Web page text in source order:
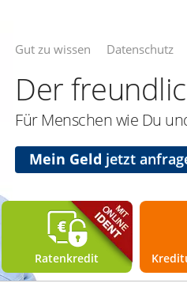
Gut zu wissen Datenschutz
Der
Für Menschen wie Du
Mein Geld jetzt
Ratenkredit